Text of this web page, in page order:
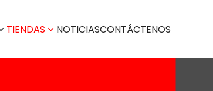
TIENDAS NOTICIASCONTÁCTENOS